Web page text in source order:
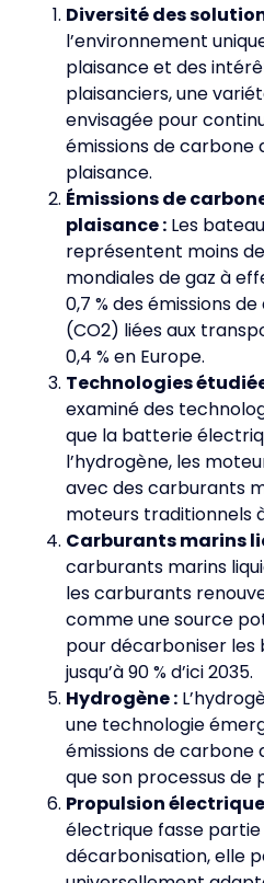
Diversité des
l’environnement
plaisance et des
plaisanciers, une
envisagée pour
émissions de carbone
plaisance.
Émissions de
plaisance : Les
représentent moins de
mondiales de gaz à
0,7 % des émissions
(CO2) liées aux
0,4 % en Europe.
Technologies
examiné des
que la batterie
l’hydrogène, les
avec des carburants
moteurs traditionnels
Carburants marins
carburants marins
les carburants
comme une source
pour décarboniser les
jusqu’à 90 % d’ici 2035.
Hydrogène :
une technologie
émissions de carbone
que son processus de
Propulsion
électrique fasse
décarbonisation, elle